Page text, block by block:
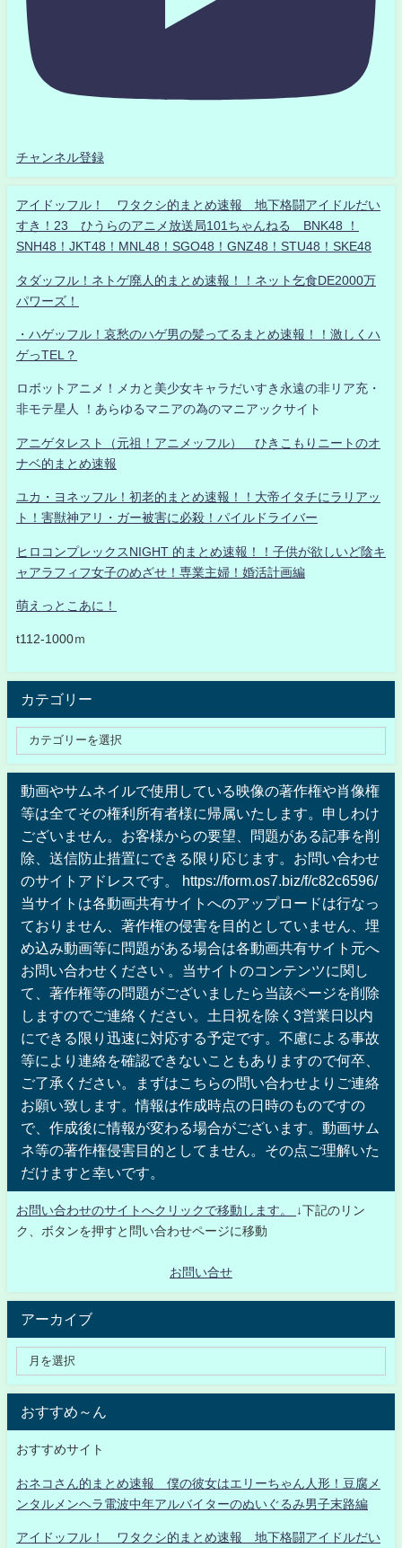
チャンネル登録
アイドッフル！ ワタクシ的まとめ速報 地下格闘アイドルだい
すき！23 ひうらのアニメ放送局101ちゃんねる BNK48 ！
SNH48！JKT48！MNL48！SGO48！GNZ48！STU48！SKE48
タダッフル！ネトゲ廃人的まとめ速報！！ネット乞食DE2000万
パワーズ！
・ハゲッフル！哀愁のハゲ男の髪ってるまとめ速報！！激しくハ
ゲっTEL？
ロボットアニメ！メカと美少女キャラだいすき永遠の非リア充・
非モテ星人 ！あらゆるマニアの為のマニアックサイト
アニゲタレスト（元祖！アニメッフル） ひきこもりニートのオ
ナベ的まとめ速報
ユカ・ヨネッフル！初老的まとめ速報！！大帝イタチにラリアッ
ト！害獣神アリ・ガー被害に必殺！パイルドライバー
ヒロコンプレックスNIGHT 的まとめ速報！！子供が欲しいど陰キ
ャアラフィフ女子のめざせ！専業主婦！婚活計画編
萌えっとこあに！
t112-1000ｍ
カテゴリー
動画やサムネイルで使用している映像の著作権や肖像権
等は全てその権利所有者様に帰属いたします。申しわけ
ございません。お客様からの要望、問題がある記事を削
除、送信防止措置にできる限り応じます。お問い合わせ
のサイトアドレスです。 https://form.os7.biz/f/c82c6596/
当サイトは各動画共有サイトへのアップロードは行なっ
ておりません、著作権の侵害を目的としていません、埋
め込み動画等に問題がある場合は各動画共有サイト元へ
お問い合わせください 。当サイトのコンテンツに関し
て、著作権等の問題がございましたら当該ページを削除
しますのでご連絡ください。土日祝を除く3営業日以内
にできる限り迅速に対応する予定です。不慮による事故
等により連絡を確認できないこともありますので何卒、
ご了承ください。まずはこちらの問い合わせよりご連絡
お願い致します。情報は作成時点の日時のものですの
で、作成後に情報が変わる場合がございます。動画サム
ネ等の著作権侵害目的としてません。その点ご理解いた
だけますと幸いです。
お問い合わせのサイトへクリックで移動します。
↓下記のリン
ク、ボタンを押すと問い合わせページに移動
お問い合せ
アーカイブ
おすすめ～ん
おすすめサイト
おネコさん的まとめ速報 僕の彼女はエリーちゃん人形！豆腐メ
ンタルメンヘラ電波中年アルバイターのぬいぐるみ男子末路編
アイドッフル！ ワタクシ的まとめ速報 地下格闘アイドルだい